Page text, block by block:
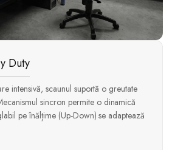
Duty
intensivă, scaunul suportă o greutate
sincron permite o dinamică
pe înălțime (Up-Down) se adaptează